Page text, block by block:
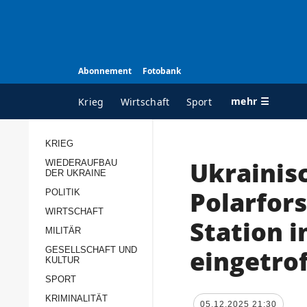
Abonnement Fotobank
Krieg Wirtschaft Sport mehr ☰
ALLE RUBRIKEN
Wiederaufbau der
Politik
Militär
KRIEG
WIEDERAUFBAU
DER UKRAINE
POLITIK
WIRTSCHAFT
MILITÄR
GESELLSCHAFT UND
KULTUR
SPORT
KRIMINALITÄT
Station
05.12.2025 21:30